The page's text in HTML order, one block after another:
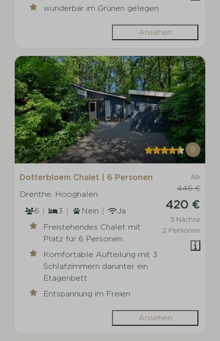
wunderbar im Grünen gelegen
Ansehen
9
Ab
446 €
420 €
3 Nächte
2 Personen
Dotterbloem Chalet | 6 Personen
Drenthe, Hooghalen
6
3 Nein
Ja
Freistehendes Chalet mit
Platz für 6 Personen
Komfortable Aufteilung mit 3
Schlafzimmern darunter ein
Etagenbett
Entspannung im Freien
Ansehen